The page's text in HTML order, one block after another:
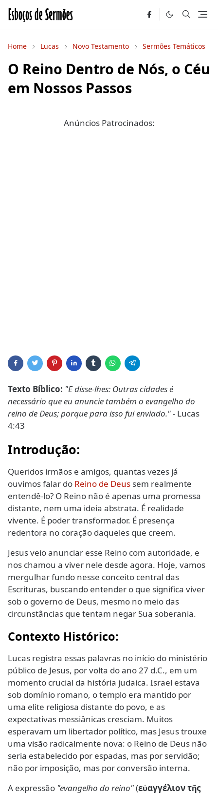
Home Lucas Novo Testamento Sermões Temáticos
O Reino Dentro de Nós, o Céu
em Nossos Passos
Anúncios Patrocinados:
Texto Bíblico: "E disse-lhes: Outras cidades é
necessário que eu anuncie também o evangelho do
reino de Deus; porque para isso fui enviado." - Lucas
4:43
Introdução:
Queridos irmãos e amigos, quantas vezes já
ouvimos falar do Reino de Deus sem realmente
entendê-lo? O Reino não é apenas uma promessa
distante, nem uma ideia abstrata. É realidade
vivente. É poder transformador. É presença
redentora no coração daqueles que creem.
Jesus veio anunciar esse Reino com autoridade, e
nos chamou a viver nele desde agora. Hoje, vamos
mergulhar fundo nesse conceito central das
Escrituras, buscando entender o que significa viver
sob o governo de Deus, mesmo no meio das
circunstâncias que tentam negar Sua soberania.
Contexto Histórico:
Lucas registra essas palavras no início do ministério
público de Jesus, por volta do ano 27 d.C., em um
momento crucial da história judaica. Israel estava
sob domínio romano, o templo era mantido por
uma elite religiosa distante do povo, e as
expectativas messiânicas cresciam. Muitos
esperavam um libertador político, mas Jesus trouxe
uma visão radicalmente nova: o Reino de Deus não
seria estabelecido por espadas, mas por servidão;
não por imposição, mas por conversão interna.
A expressão "evangelho do reino"(εὐαγγέλιον τῆς